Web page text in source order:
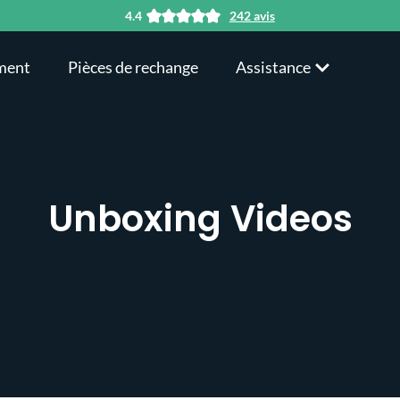
4.4 242 avis
Pièces de rechange Assistance
Unboxing Videos